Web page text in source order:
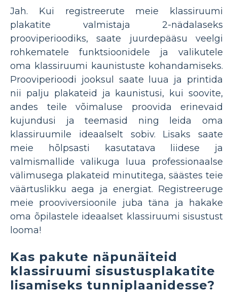
Jah. Kui registreerute meie klassiruumi
plakatite valmistaja 2-nädalaseks
prooviperioodiks, saate juurdepääsu veelgi
rohkematele funktsioonidele ja valikutele
oma klassiruumi kaunistuste kohandamiseks.
Prooviperioodi jooksul saate luua ja printida
nii palju plakateid ja kaunistusi, kui soovite,
andes teile võimaluse proovida erinevaid
kujundusi ja teemasid ning leida oma
klassiruumile ideaalselt sobiv. Lisaks saate
meie hõlpsasti kasutatava liidese ja
valmismallide valikuga luua professionaalse
välimusega plakateid minutitega, säästes teie
väärtuslikku aega ja energiat. Registreeruge
meie prooviversioonile juba täna ja hakake
oma õpilastele ideaalset klassiruumi sisustust
looma!
Kas pakute näpunäiteid
klassiruumi sisustusplakatite
lisamiseks tunniplaanidesse?